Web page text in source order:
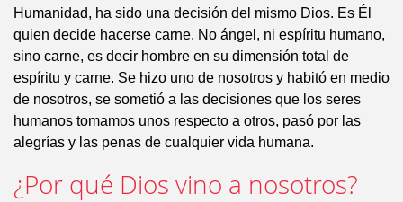
Humanidad, ha sido una decisión del mismo Dios. Es Él
quien decide hacerse carne. No ángel, ni espíritu humano,
sino carne, es decir hombre en su dimensión total de
espíritu y carne. Se hizo uno de nosotros y habitó en medio
de nosotros, se sometió a las decisiones que los seres
humanos tomamos unos respecto a otros, pasó por las
alegrías y las penas de cualquier vida humana.
¿Por qué Dios vino a nosotros?